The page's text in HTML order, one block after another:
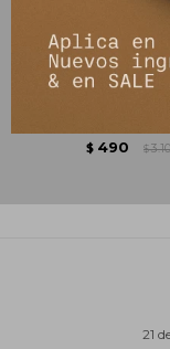
$ 490 $
21